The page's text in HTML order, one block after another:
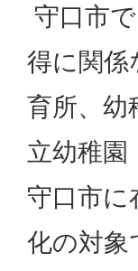
守口市
得に関
育所、幼
立幼稚園
守口市に
化の対象